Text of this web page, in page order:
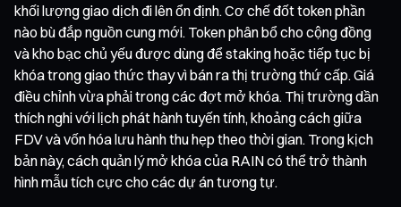
khối lượng giao dịch đi lên ổn định. Cơ chế đốt token phần
nào bù đắp nguồn cung mới. Token phân bổ cho cộng đồng
và kho bạc chủ yếu được dùng để staking hoặc tiếp tục bị
khóa trong giao thức thay vì bán ra thị trường thứ cấp. Giá
điều chỉnh vừa phải trong các đợt mở khóa. Thị trường dần
thích nghi với lịch phát hành tuyến tính, khoảng cách giữa
FDV và vốn hóa lưu hành thu hẹp theo thời gian. Trong kịch
bản này, cách quản lý mở khóa của RAIN có thể trở thành
hình mẫu tích cực cho các dự án tương tự.